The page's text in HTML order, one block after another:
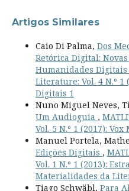
Artigos Similares
Caio Di Palma, Dos
Retórica Digital:
Humanidades Digitais
Literature: Vol. 4 N.º 1
Digitais 1
Nuno Miguel Neves,
Um Audioguia ,
Vol. 5 N.º 1 (2017):
Manuel Portela,
Edições Digitais ,
Vol. 1 N.º 1 (2013):
Materialidades da
Tiago Schwäbl, Para